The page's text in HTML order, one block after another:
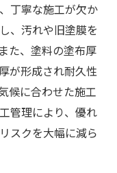
丁寧な施工が欠か
、汚れや旧塗膜を
た、塗料の塗布厚
が形成され耐久性
候に合わせた施工
管理により、優れ
スクを大幅に減ら